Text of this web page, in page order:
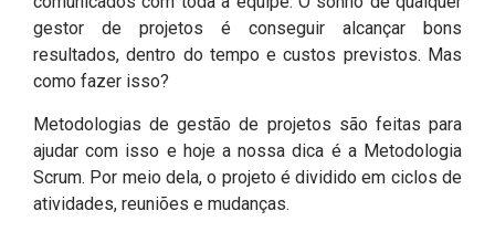
gestor de projetos é conseguir alcançar bons
resultados, dentro do tempo e custos previstos. Mas
como fazer isso?
Metodologias de gestão de projetos são feitas para
ajudar com isso e hoje a nossa dica é a Metodologia
Scrum. Por meio dela, o projeto é dividido em ciclos de
atividades, reuniões e mudanças.